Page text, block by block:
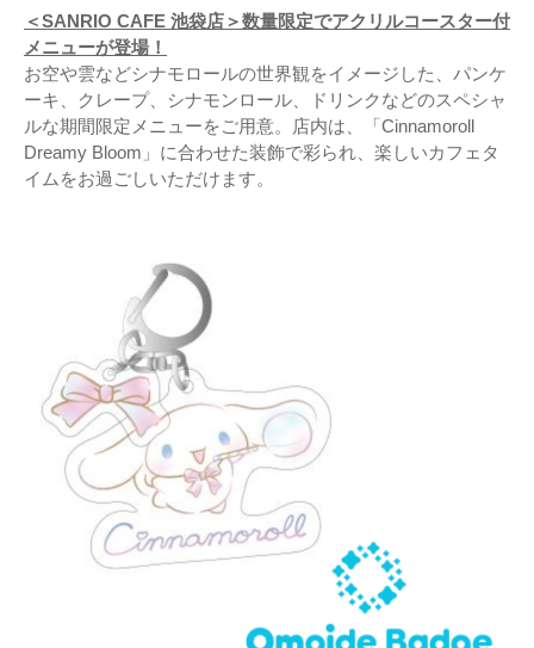
＜SANRIO CAFE 池袋店＞数量限定でアクリルコースター付
メニューが登場！
お空や雲などシナモロールの世界観をイメージした、パンケ
ーキ、クレープ、シナモンロール、ドリンクなどのスペシャ
ルな期間限定メニューをご用意。店内は、「Cinnamoroll
Dreamy Bloom」に合わせた装飾で彩られ、楽しいカフェタ
イムをお過ごしいただけます。